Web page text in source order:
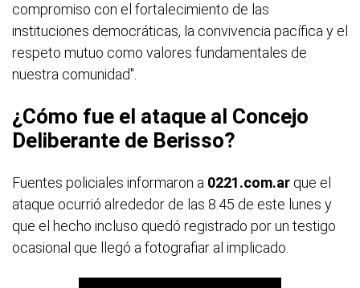
compromiso con el fortalecimiento de las
instituciones democráticas, la convivencia pacífica y el
respeto mutuo como valores fundamentales de
nuestra comunidad".
¿Cómo fue el ataque al Concejo
Deliberante de Berisso?
Fuentes policiales informaron a 0221.com.ar que el
ataque ocurrió alrededor de las 8.45 de este lunes y
que el hecho incluso quedó registrado por un testigo
ocasional que llegó a fotografiar al implicado.